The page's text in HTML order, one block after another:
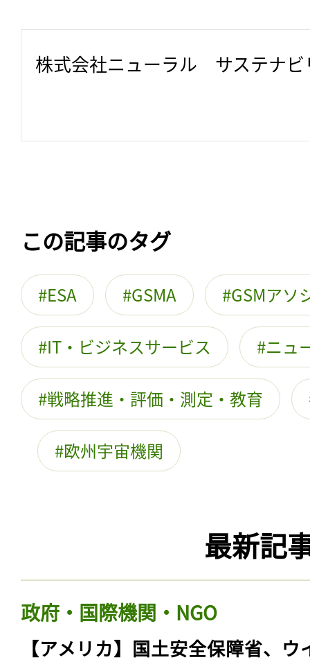
株式会社ニューラル　サステナ
この記事のタグ
ESA GSMA GSMアソ
IT・ビジネスサービス ニュ
戦略推進・評価・測定・教育
欧州宇宙機関
最新記
政府・国際機関・NGO
【アメリカ】国土安全保障省、ウ